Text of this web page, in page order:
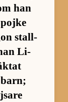
han
stall­
Li­